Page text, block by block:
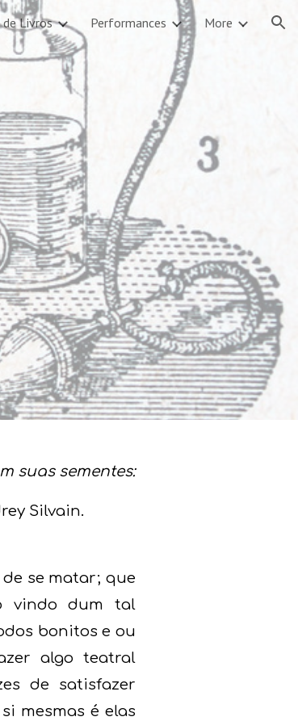
Livros Performances More
suas sementes:
Silvain.
se matar; que
vindo dum tal
bonitos e ou
algo teatral
de satisfazer
mesmas é elas